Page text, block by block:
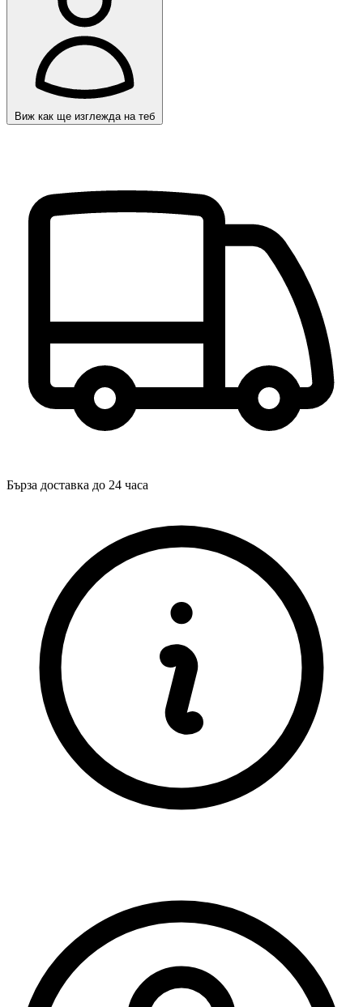
Виж как ще изглежда на теб
Бърза доставка до 24 часа